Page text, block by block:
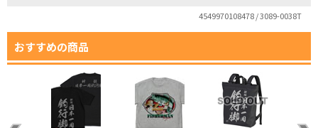
4549970108478 / 3089-0038T
おすすめの商品